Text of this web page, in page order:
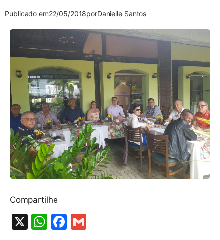
Publicado em22/05/2018porDanielle Santos
Compartilhe
X
W F